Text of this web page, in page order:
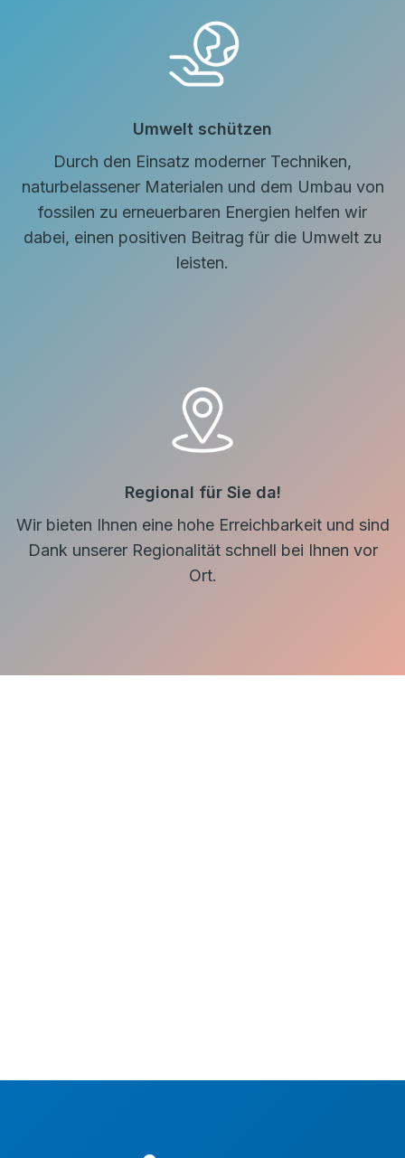
Umwelt schützen
Durch den Einsatz moderner Techniken,
naturbelassener Materialen und dem Umbau von
fossilen zu erneuerbaren Energien helfen wir
dabei, einen positiven Beitrag für die Umwelt zu
leisten.
Regional für Sie da!
Wir bieten Ihnen eine hohe Erreichbarkeit und sind
Dank unserer Regionalität schnell bei Ihnen vor
Ort.